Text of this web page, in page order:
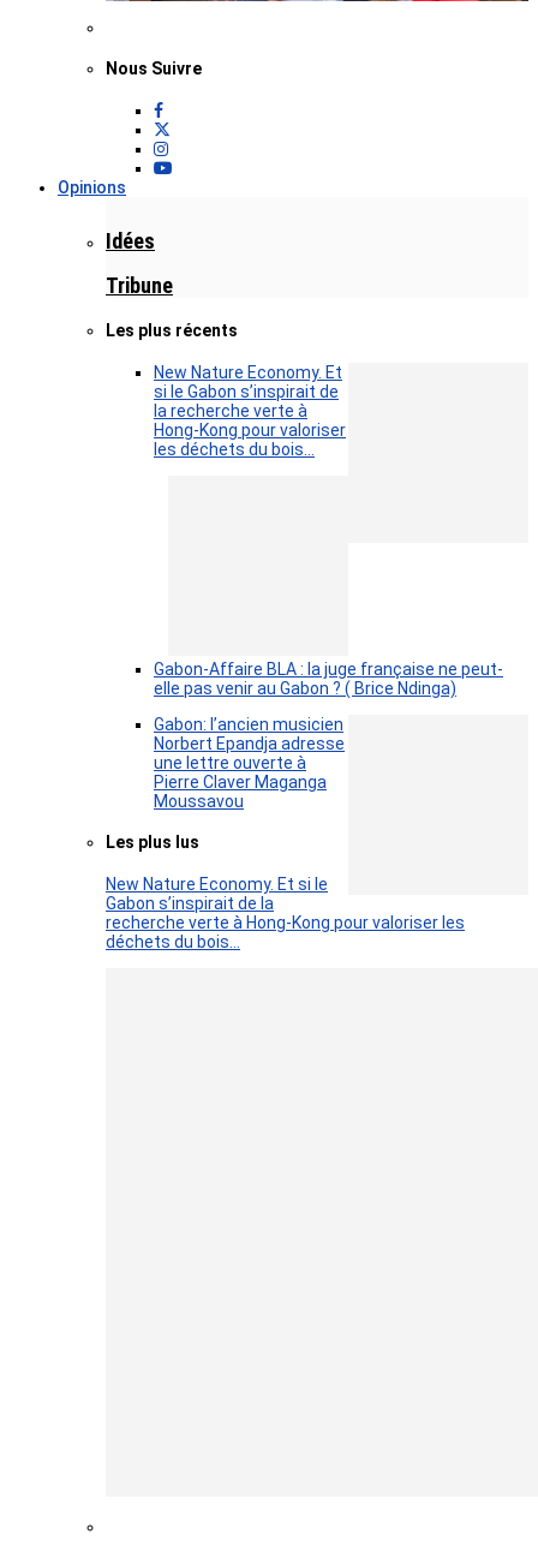
Nous Suivre
Opinions
Idées
Tribune
Les plus récents
New Nature Economy. Et
si le Gabon s’inspirait de
la recherche verte à
Hong-Kong pour valoriser
les déchets du bois…
Gabon-Affaire BLA : la juge française ne peut-
elle pas venir au Gabon ? ( Brice Ndinga)
Gabon: l’ancien musicien
Norbert Epandja adresse
une lettre ouverte à
Pierre Claver Maganga
Moussavou
Les plus lus
New Nature Economy. Et si le
Gabon s’inspirait de la
recherche verte à Hong-Kong pour valoriser les
déchets du bois…